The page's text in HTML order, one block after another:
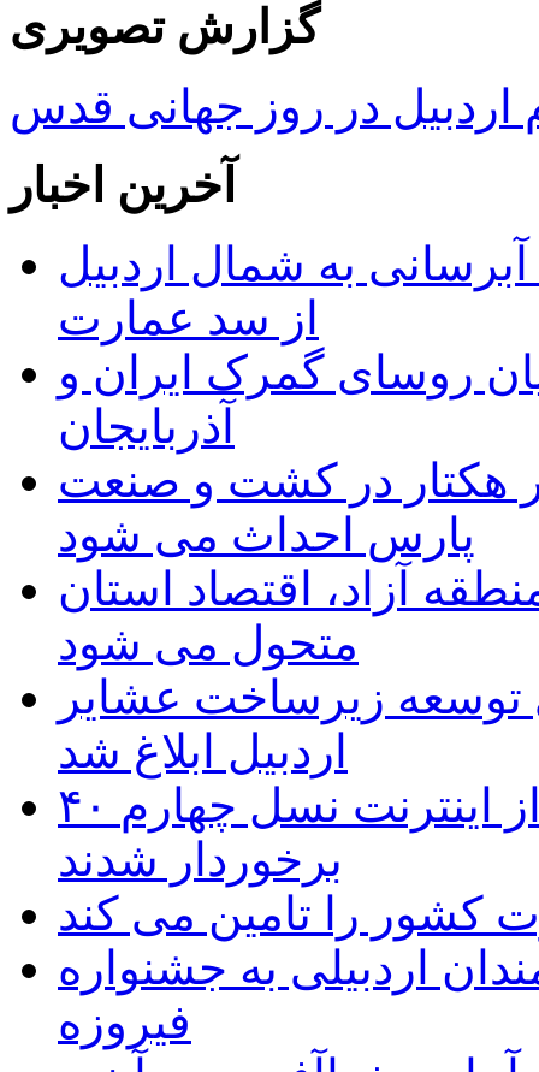
گزارش تصویری
در روز جهانی قدس
آخرین اخبار
ماده ۲۳ طرح آبرسانی به شمال اردبیل
از سد عمارت
روسای گمرک ایران و
آذربایجان
هکتار در کشت و صنعت
پارس احداث می شود
آزاد، اقتصاد استان
متحول می شود
برای توسعه زیرساخت عشایر
اردبیل ابلاغ شد
۴۰ روستای شهرستان گِرمی از اینترنت نسل چهارم
برخوردار شدند
به۵۰ اثر هنرمندان اردبیلی به جشنواره
فیروزه